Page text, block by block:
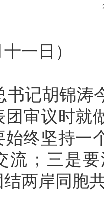
一日）
记胡锦涛
团审议时就
始终坚持一
流；三是
两岸同胞